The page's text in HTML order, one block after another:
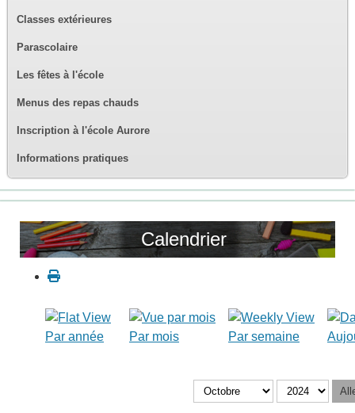
Classes extérieures
Parascolaire
Les fêtes à l'école
Menus des repas chauds
Inscription à l'école Aurore
Informations pratiques
Calendrier
Par année Par mois Par semaine